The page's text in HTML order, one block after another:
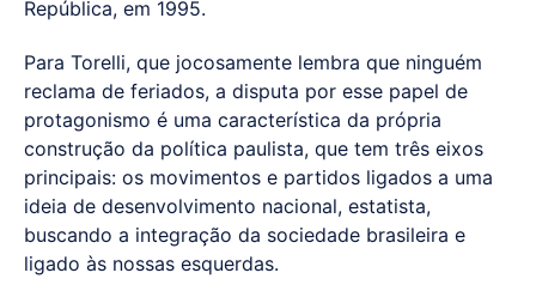
República, em 1995.
Para Torelli, que jocosamente lembra que ninguém
reclama de feriados, a disputa por esse papel de
protagonismo é uma característica da própria
construção da política paulista, que tem três eixos
principais: os movimentos e partidos ligados a uma
ideia de desenvolvimento nacional, estatista,
buscando a integração da sociedade brasileira e
ligado às nossas esquerdas.